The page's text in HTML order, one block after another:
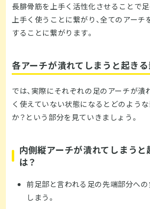
長腓骨筋を上手く活性化させることで
上手く使うことに繋がり、全てのアーチ
することに繋がります。
各アーチが潰れてしまうと起きる
では、実際にそれぞれの足のアーチが潰
く使えていない状態になるとどのよう
か？という部分を見ていきましょう。
内側縦アーチが潰れてしまうと
は？
前足部と言われる足の先端部分へ
しまう。